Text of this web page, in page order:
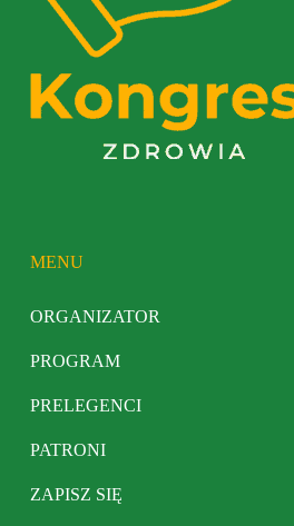
MENU
ORGANIZATOR
PROGRAM
PRELEGENCI
PATRONI
ZAPISZ SIĘ